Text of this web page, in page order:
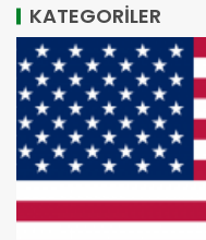
KATEGORİLER